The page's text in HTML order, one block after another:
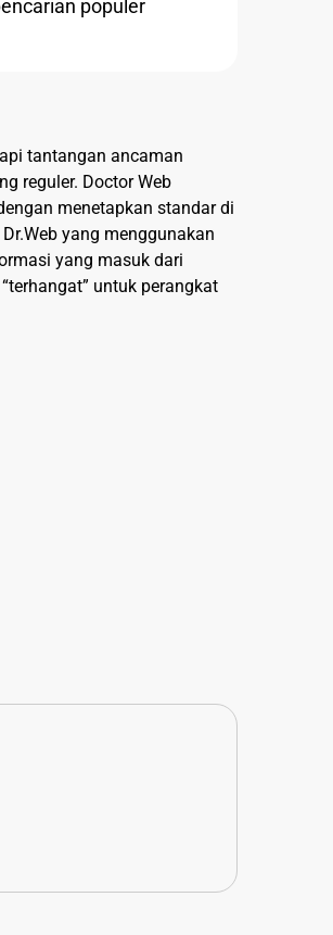
populer
tantangan ancaman
reguler. Doctor Web
menetapkan standar di
yang menggunakan
yang masuk dari
untuk perangkat